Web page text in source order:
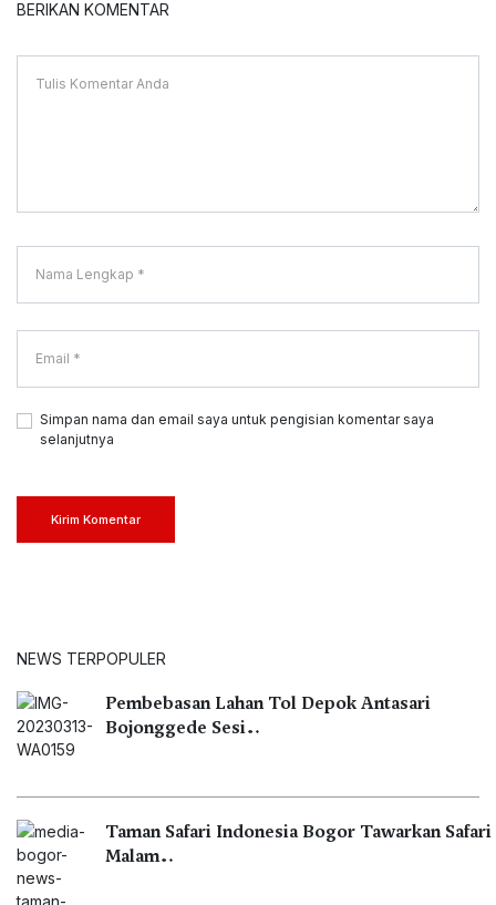
BERIKAN KOMENTAR
Simpan nama dan email saya untuk pengisian komentar saya
selanjutnya
Kirim Komentar
NEWS TERPOPULER
Pembebasan Lahan Tol Depok Antasari
Bojonggede Sesi…
Taman Safari Indonesia Bogor Tawarkan Safari
Malam…